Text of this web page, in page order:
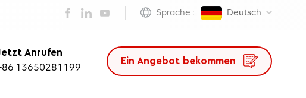
Sprache : Deutsch
Ein Angebot bekommen
Anrufen
13650281199